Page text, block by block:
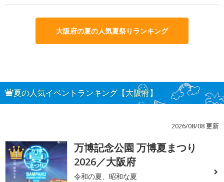
大阪府の夏の人気夏祭りランキング
夏の人気イベントランキング【大阪府】
2026/08/08 更新
1
万博記念公園 万博夏まつり
2026／大阪府
令和の夏、昭和な夏